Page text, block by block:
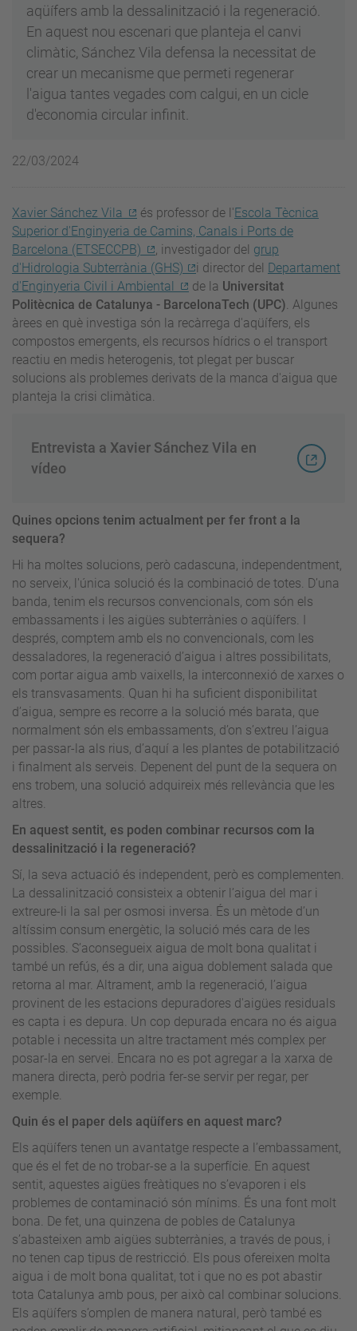
aqüífers amb la dessalinització i la regeneració.
En aquest nou escenari que planteja el canvi
climàtic, Sánchez Vila defensa la necessitat de
crear un mecanisme que permeti regenerar
l'aigua tantes vegades com calgui, en un cicle
d'economia circular infinit.
22/03/2024
Xavier Sánchez Vila és professor de l'Escola Tècnica
Superior d'Enginyeria de Camins, Canals i Ports de
Barcelona (ETSECCPB)
, investigador del grup
d'Hidrologia Subterrània (GHS)
i director del Departament
d'Enginyeria Civil i Ambiental
de la Universitat
Politècnica de Catalunya - BarcelonaTech (UPC). Algunes
àrees en què investiga són la recàrrega d'aqüífers, els
compostos emergents, els recursos hídrics o el transport
reactiu en medis heterogenis, tot plegat per buscar
solucions als problemes derivats de la manca d'aigua que
planteja la crisi climàtica.
Entrevista a Xavier Sánchez Vila en
vídeo
Quines opcions tenim actualment per fer front a la
sequera?
Hi ha moltes solucions, però cadascuna, independentment,
no serveix, l'única solució és la combinació de totes. D’una
banda, tenim els recursos convencionals, com són els
embassaments i les aigües subterrànies o aqüífers. I
després, comptem amb els no convencionals, com les
dessaladores, la regeneració d’aigua i altres possibilitats,
com portar aigua amb vaixells, la interconnexió de xarxes o
els transvasaments. Quan hi ha suficient disponibilitat
d’aigua, sempre es recorre a la solució més barata, que
normalment són els embassaments, d’on s’extreu l’aigua
per passar-la als rius, d’aquí a les plantes de potabilització
i finalment als serveis. Depenent del punt de la sequera on
ens trobem, una solució adquireix més rellevància que les
altres.
En aquest sentit, es poden combinar recursos com la
dessalinització i la regeneració?
Sí, la seva actuació és independent, però es complementen.
La dessalinització consisteix a obtenir l’aigua del mar i
extreure-li la sal per osmosi inversa. És un mètode d’un
altíssim consum energètic, la solució més cara de les
possibles. S’aconsegueix aigua de molt bona qualitat i
també un refús, és a dir, una aigua doblement salada que
retorna al mar. Altrament, amb la regeneració, l’aigua
provinent de les estacions depuradores d'aigües residuals
es capta i es depura. Un cop depurada encara no és aigua
potable i necessita un altre tractament més complex per
posar-la en servei. Encara no es pot agregar a la xarxa de
manera directa, però podria fer-se servir per regar, per
exemple.
Quin és el paper dels aqüífers en aquest marc?
Els aqüífers tenen un avantatge respecte a l’embassament,
que és el fet de no trobar-se a la superfície. En aquest
sentit, aquestes aigües freàtiques no s’evaporen i els
problemes de contaminació són mínims. És una font molt
bona. De fet, una quinzena de pobles de Catalunya
s’abasteixen amb aigües subterrànies, a través de pous, i
no tenen cap tipus de restricció. Els pous ofereixen molta
aigua i de molt bona qualitat, tot i que no es pot abastir
tota Catalunya amb pous, per això cal combinar solucions.
Els aqüífers s’omplen de manera natural, però també es